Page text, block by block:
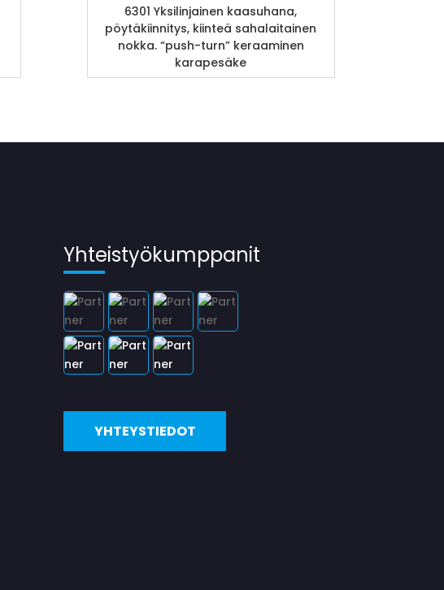
6301 Yksilinjainen kaasuhana,
pöytäkiinnitys, kiinteä sahalaitainen
nokka. “push-turn” keraaminen
karapesäke
Yhteistyökumppanit
YHTEYSTIEDOT